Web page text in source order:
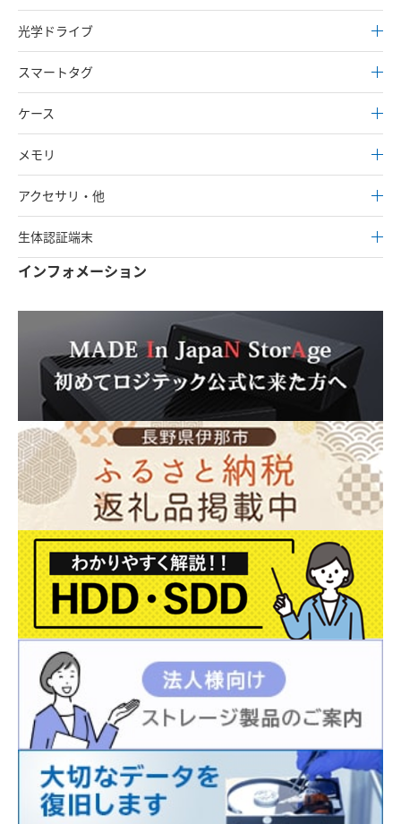
光学ドライブ
スマートタグ
ケース
メモリ
アクセサリ・他
生体認証端末
インフォメーション